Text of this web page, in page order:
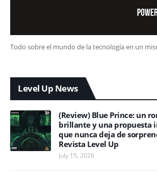
Todo sobre el mundo de la tecnología en un
Level Up News
(Review) Blue Prince: un
brillante y una propuesta
que nunca deja de
Revista Level Up
July 15, 2026